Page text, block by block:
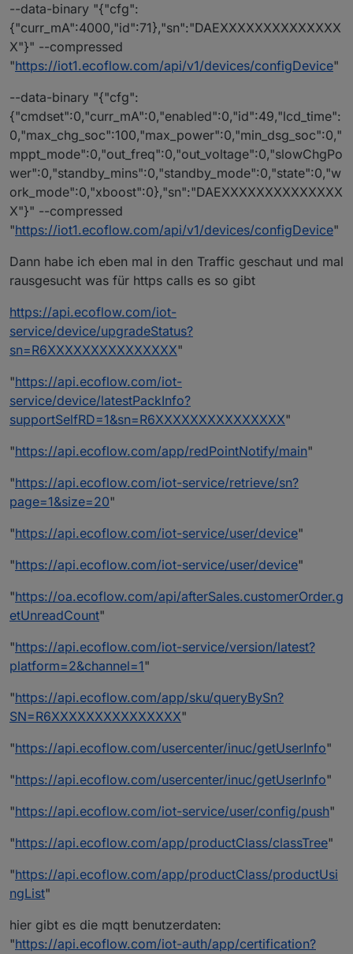
--data-binary "{"cfg":
{"curr_mA":4000,"id":71},"sn":"DAEXXXXXXXXXXXXXX
X"}" --compressed
"https://iot1.ecoflow.com/api/v1/devices/configDevice"
--data-binary "{"cfg":
{"cmdset":0,"curr_mA":0,"enabled":0,"id":49,"lcd_time":
0,"max_chg_soc":100,"max_power":0,"min_dsg_soc":0,"
mppt_mode":0,"out_freq":0,"out_voltage":0,"slowChgPo
wer":0,"standby_mins":0,"standby_mode":0,"state":0,"w
ork_mode":0,"xboost":0},"sn":"DAEXXXXXXXXXXXXXX
X"}" --compressed
"https://iot1.ecoflow.com/api/v1/devices/configDevice"
Dann habe ich eben mal in den Traffic geschaut und mal
rausgesucht was für https calls es so gibt
https://api.ecoflow.com/iot-
service/device/upgradeStatus?
sn=R6XXXXXXXXXXXXXXX"
"https://api.ecoflow.com/iot-
service/device/latestPackInfo?
supportSelfRD=1&sn=R6XXXXXXXXXXXXXXX"
"https://api.ecoflow.com/app/redPointNotify/main"
"https://api.ecoflow.com/iot-service/retrieve/sn?
page=1&size=20"
"https://api.ecoflow.com/iot-service/user/device"
"https://api.ecoflow.com/iot-service/user/device"
"https://oa.ecoflow.com/api/afterSales.customerOrder.g
etUnreadCount"
"https://api.ecoflow.com/iot-service/version/latest?
platform=2&channel=1"
"https://api.ecoflow.com/app/sku/queryBySn?
SN=R6XXXXXXXXXXXXXXX"
"https://api.ecoflow.com/usercenter/inuc/getUserInfo"
"https://api.ecoflow.com/usercenter/inuc/getUserInfo"
"https://api.ecoflow.com/iot-service/user/config/push"
"https://api.ecoflow.com/app/productClass/classTree"
"https://api.ecoflow.com/app/productClass/productUsi
ngList"
hier gibt es die mqtt benutzerdaten:
"https://api.ecoflow.com/iot-auth/app/certification?